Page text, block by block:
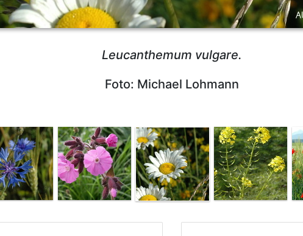
Leucanthemum vulgare.
Foto: Michael Lohmann